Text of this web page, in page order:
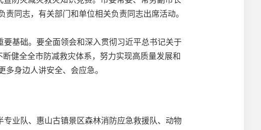
同志，有关部门和单位相关负责同志出席活动。
基础。要全面领会和深入贯彻习近平总书记关于
健全全市防减救灾体系，努力实现高质量发展和
身边人讲安全、会应急。
业队、惠山古镇景区森林消防应急救援队、动物